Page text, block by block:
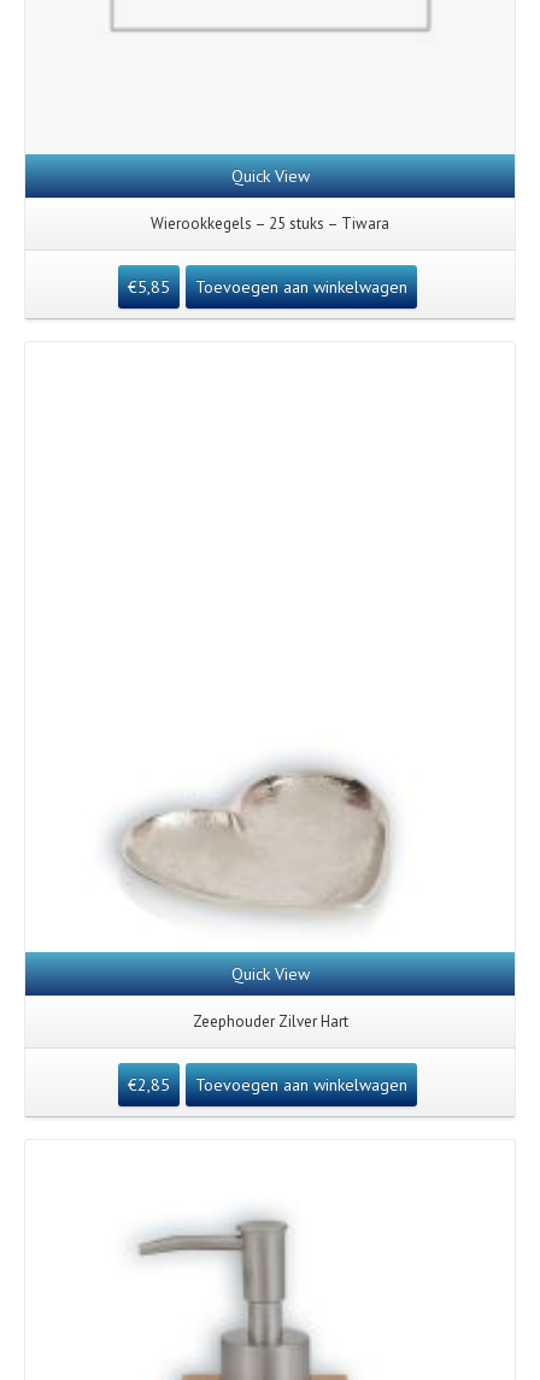
Quick View
Wierookkegels – 25 stuks – Tiwara
€5,85 Toevoegen aan winkelwagen
Quick View
Zeephouder Zilver Hart
€2,85 Toevoegen aan winkelwagen